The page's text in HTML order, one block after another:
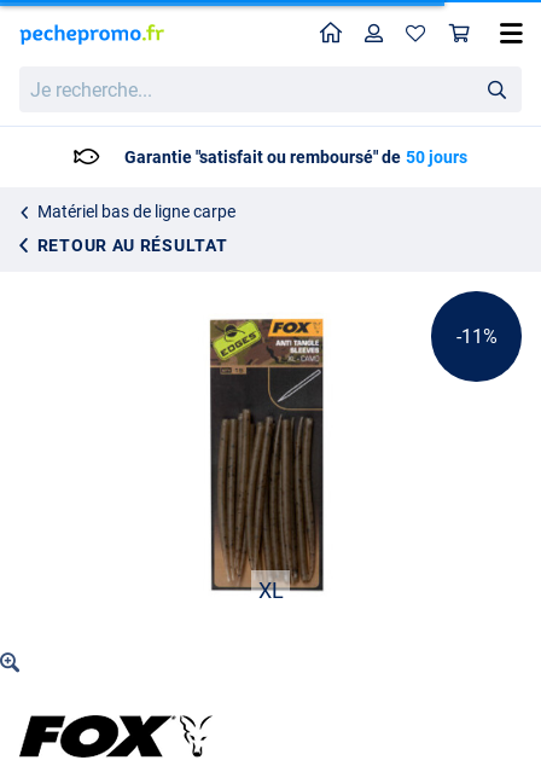
recherche...
HomeProfil
Garantie "satisfait ou remboursé" de 50 jours
Matériel bas de ligne carpe
RETOUR AU RÉSULTAT
Fox Edges Camo Anti-Tangle Sleeves
XL
-11%